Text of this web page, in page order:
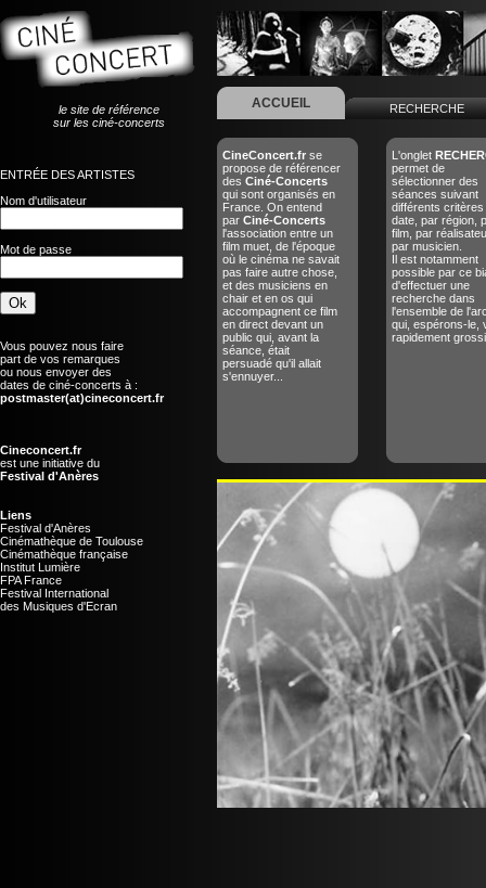
le site de référence
sur les ciné-concerts
ENTRÉE DES ARTISTES
Nom d'utilisateur
Mot de passe
Vous pouvez nous faire
part de vos remarques
ou nous envoyer des
dates de ciné-concerts à :
postmaster(at)cineconcert.fr
Cineconcert.fr
est une initiative du
Festival d'Anères
Liens
Festival d'Anères
Cinémathèque de Toulouse
Cinémathèque française
Institut Lumière
FPA France
Festival International
des Musiques d'Ecran
ACCUEIL RECHERCHE
CineConcert.fr se
propose de référencer
des Ciné-Concerts
qui sont organisés en
France. On entend
par Ciné-Concerts
l'association entre un
film muet, de l'époque
où le cinéma ne savait
pas faire autre chose,
et des musiciens en
chair et en os qui
accompagnent ce film
en direct devant un
public qui, avant la
séance, était
persuadé qu'il allait
s'ennuyer...
L'onglet
permet de
sélectionner des
séances suivant
différents critères
date, par région,
film, par
par musicien.
Il est notamment
possible par ce
d'effectuer une
recherche dans
l'ensemble de
qui, espérons-le,
rapidement